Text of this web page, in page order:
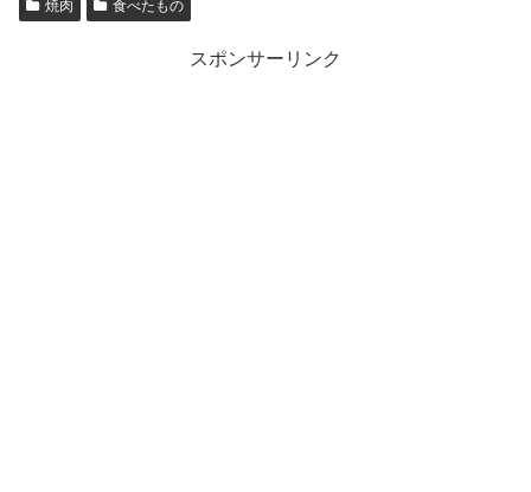
焼肉 食べたもの
スポンサーリンク